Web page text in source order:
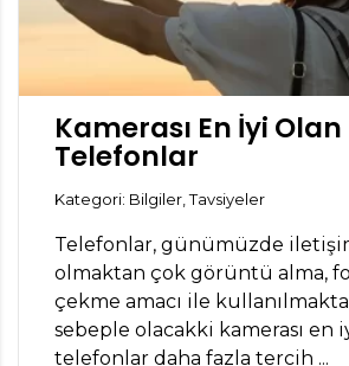
Kamerası En İyi Olan
Telefonlar
Kategori: Bilgiler, Tavsiyeler
Telefonlar, günümüzde
olmaktan çok görüntü alma,
çekme amacı ile
sebeple olacakki kamerası en
telefonlar daha fazla tercih ...